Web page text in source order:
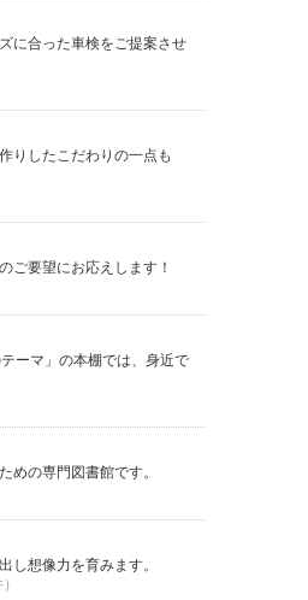
に合った車検をご提案させ
りしたこだわりの一点も
ご要望にお応えします！
ーマ」の本棚では、身近で
めの専門図書館です。
し想像力を育みます。